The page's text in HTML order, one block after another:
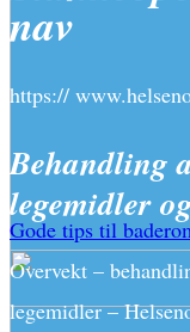
Gode tips til
nav
https://
Behandling
legemidler
Overvekt –
legemidler –